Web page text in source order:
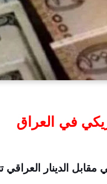
في العراق
الدينار العراقي